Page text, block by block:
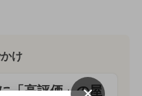
け
「高評価」の屋